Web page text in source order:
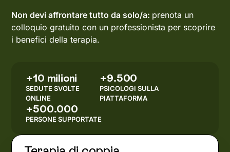
Non devi affrontare tutto da solo/a: prenota un
colloquio gratuito con un professionista per scoprire
i benefici della terapia.
+10 milioni
SEDUTE SVOLTE
ONLINE
+9.500
PSICOLOGI SULLA
PIATTAFORMA
+500.000
PERSONE SUPPORTATE